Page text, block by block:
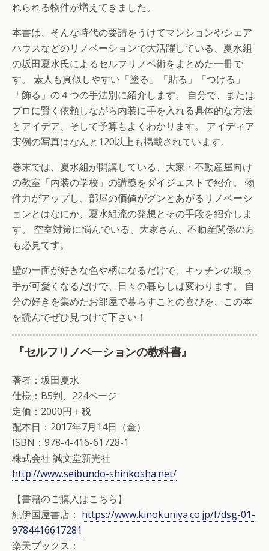
れられる物件が増えてきました。
本書は、そんな時代の要請をうけてマンションやシェア
ハウスなどのリノベーションで大活躍している、夏水組
の坂田夏水氏によるセルフリノベ術をまとめた一冊で
す。 素人も真似しやすい「塗る」「貼る」「つける」
「飾る」の４つの手法別に紹介します。 自分で、または
プロに賢く依頼しながら内装に手を入れる具体的な方法
とアイデア、そして予算もよくわかります。 アイディア
実例の写真はなんと120以上も掲載されています。
巻末では、夏水組が開講している、大家・不動産屋向け
の教室「内装の学校」の講義をダイジェストで紹介。 物
件力がアップし、部屋の価値がグンとあがるリノベーシ
ョンとはなにか、夏水組流の発想とその手段を紹介しま
す。 空室対策に悩んでいる、大家さん、不動産関係の方
も必見です。
壁の一面が好きな色や柄になるだけで、キッチンの取っ
手が可愛くなるだけで、日々の暮らしは変わります。 自
分の好きを集めたお部屋で暮らすことの喜びを、この本
を読んでぜひ見つけて下さい！
『セルフリノベーションの教科書』
著者：坂田夏水
仕様：B5判、224ページ
定価：2000円＋税
配本日：2017年7月14日（金）
ISBN：978-4-416-61728-1
株式会社 誠文堂新光社
http://www.seibundo-shinkosha.net/
【書籍のご購入はこちら】
紀伊国屋書店： https://www.kinokuniya.co.jp/f/dsg-01-
9784416617281
楽天ブックス：